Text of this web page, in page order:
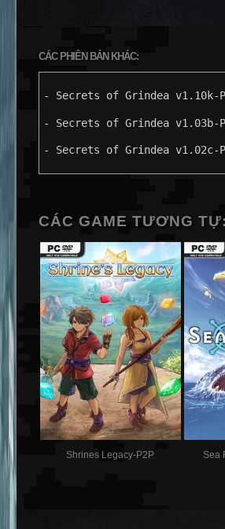
CÁC PHIÊN BẢN KHÁC:
- Secrets of Grindea v1.10k-
- Secrets of Grindea v1.03b-
- Secrets of Grindea v1.02c-
CÁC GAME TƯƠNG TỰ:
Shrines Legacy-P2P Sea